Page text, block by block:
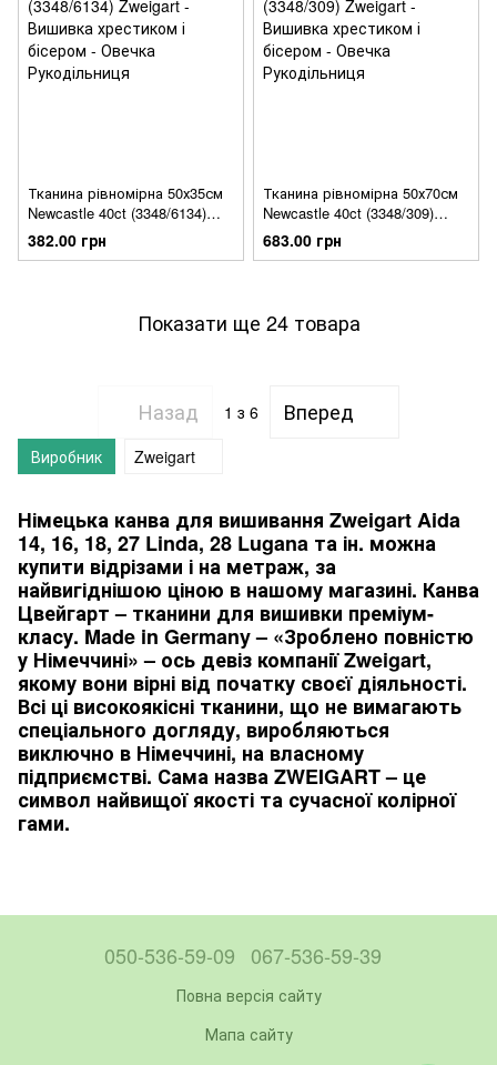
Тканина рівномірна 50х35см
Newcastle 40ct (3348/6134)
Zweigart
382.00 грн
Тканина рівномірна 50х70см
Newcastle 40ct (3348/309)
Zweigart
683.00 грн
Показати ще 24 товара
Назад 1 з 6 Вперед
Німецька канва для вишивання Zweigart Aida
14, 16, 18, 27 Linda, 28 Lugana та ін. можна
купити відрізами і на метраж, за
найвигіднішою ціною в нашому магазині. Канва
Цвейгарт – тканини для вишивки преміум-
класу. Made in Germany – «Зроблено повністю
у Німеччині» – ось девіз компанії Zweigart,
якому вони вірні від початку своєї діяльності.
Всі ці високоякісні тканини, що не вимагають
спеціального догляду, виробляються
виключно в Німеччині, на власному
підприємстві. Сама назва ZWEIGART – це
символ найвищої якості та сучасної колірної
гами.
Виробник Zweigart
050-536-59-09 067-536-59-39
Повна версія сайту
Мапа сайту